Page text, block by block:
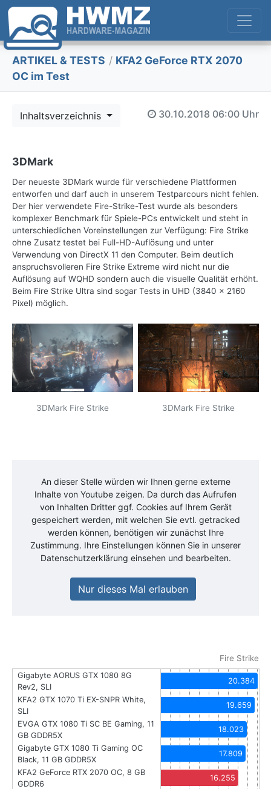
ARTIKEL & TESTS / KFA2 GeForce RTX 2070
OC im Test
Inhaltsverzeichnis 30.10.2018 06:00 Uhr
3DMark
Der neueste 3DMark wurde für verschiedene Plattformen
entworfen und darf auch in unserem Testparcours nicht fehlen.
Der hier verwendete Fire-Strike-Test wurde als besonders
komplexer Benchmark für Spiele-PCs entwickelt und steht in
unterschiedlichen Voreinstellungen zur Verfügung: Fire Strike
ohne Zusatz testet bei Full-HD-Auflösung und unter
Verwendung von DirectX 11 den Computer. Beim deutlich
anspruchsvolleren Fire Strike Extreme wird nicht nur die
Auflösung auf WQHD sondern auch die visuelle Qualität erhöht.
Beim Fire Strike Ultra sind sogar Tests in UHD (3840 x 2160
Pixel) möglich.
3DMark Fire Strike 3DMark Fire Strike
An dieser Stelle würden wir Ihnen gerne externe
Inhalte von Youtube zeigen. Da durch das Aufrufen
von Inhalten Dritter ggf. Cookies auf Ihrem Gerät
gespeichert werden, mit welchen Sie evtl. getracked
werden können, benötigen wir zunächst Ihre
Zustimmung. Ihre Einstellungen können Sie in unserer
Datenschutzerklärung einsehen und bearbeiten.
Nur dieses Mal erlauben
Fire Strike
Gigabyte AORUS GTX 1080 8G
Rev2, SLI
20.384
KFA2 GTX 1070 Ti EX-SNPR White,
SLI
19.659
EVGA GTX 1080 Ti SC BE Gaming, 11
GB GDDR5X
18.023
Gigabyte GTX 1080 Ti Gaming OC
Black, 11 GB GDDR5X
17.809
KFA2 GeForce RTX 2070 OC, 8 GB
GDDR6
16.255